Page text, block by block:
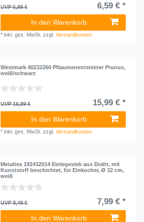
UVP 6,99 € 6,59 € *
In den Warenkorb
*inkl. ges. MwSt. zzgl.Versandkosten
Westmark 40232260 Pflaumenentsteiner Prunus,
weiß/schwarz
UVP 16,99 € 15,99 € *
In den Warenkorb
*inkl. ges. MwSt. zzgl.Versandkosten
Metaltex 192432014 Einlegesieb aus Draht, mit
Kunststoff beschichtet, für Einkocher, Ø 32 cm,
weiß
UVP 8,49 € 7,99 € *
In den Warenkorb